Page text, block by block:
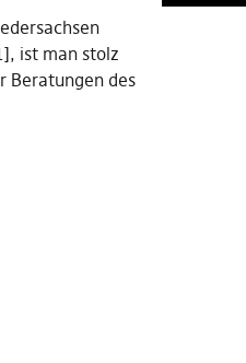
ist man stolz
Beratungen des